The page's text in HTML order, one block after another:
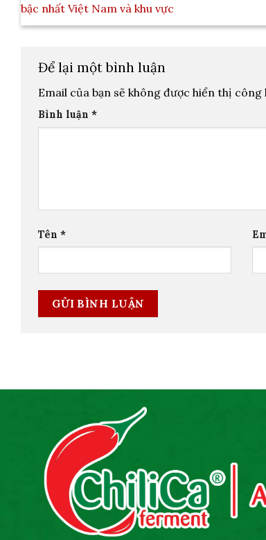
bậc nhất Việt Nam và khu vực
Để lại một bình luận
Email của bạn sẽ không được hiển thị công
Bình luận *
Tên *